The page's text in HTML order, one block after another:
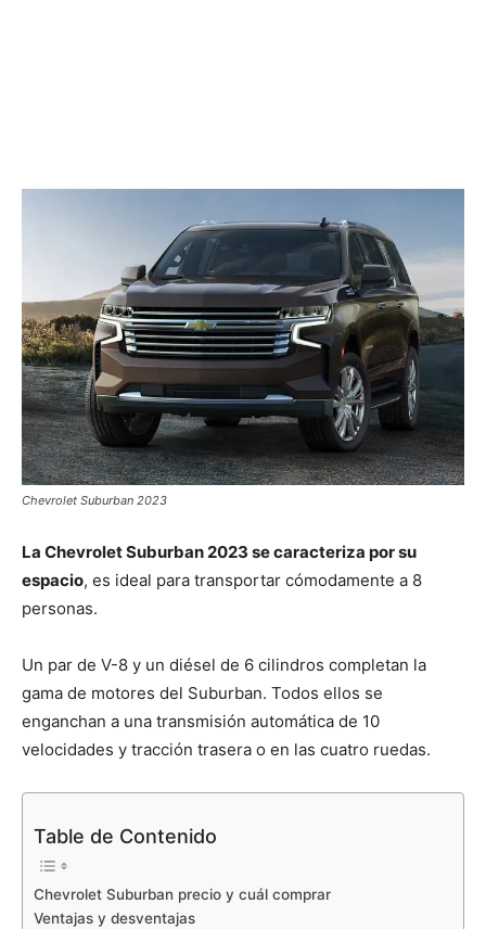
Chevrolet Suburban 2023
La Chevrolet Suburban 2023 se caracteriza por su
espacio, es ideal para transportar cómodamente a 8
personas.
Un par de V-8 y un diésel de 6 cilindros completan la
gama de motores del Suburban. Todos ellos se
enganchan a una transmisión automática de 10
velocidades y tracción trasera o en las cuatro ruedas.
Table de Contenido
Chevrolet Suburban precio y cuál comprar
Ventajas y desventajas